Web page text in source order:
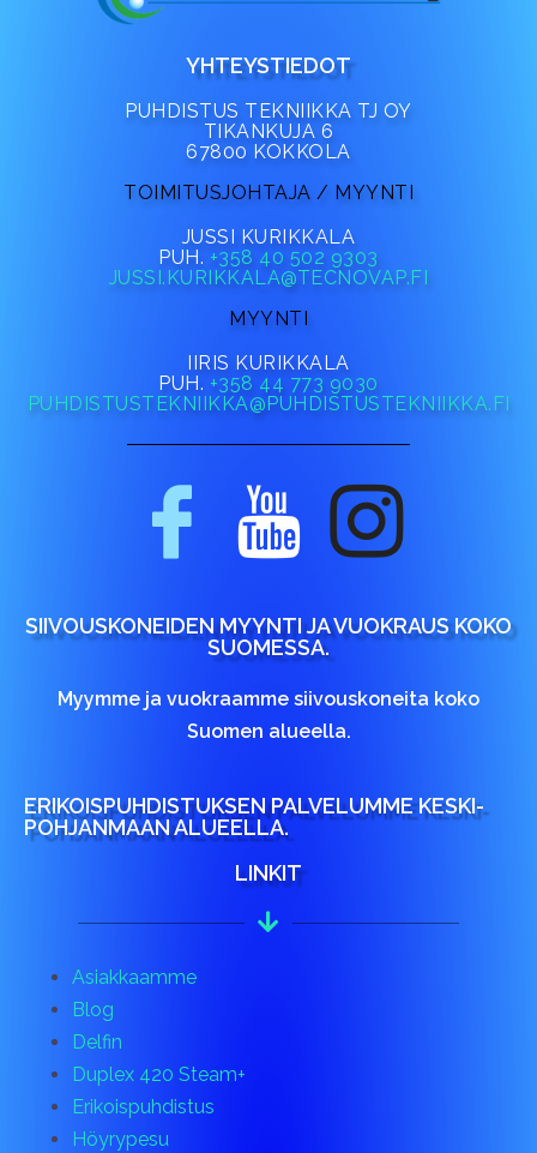
YHTEYSTIEDOT
PUHDISTUS TEKNIIKKA TJ OY
TIKANKUJA 6
67800 KOKKOLA
TOIMITUSJOHTAJA / MYYNTI
JUSSI KURIKKALA
PUH. +358 40 502 9303
JUSSI.KURIKKALA@TECNOVAP.FI
MYYNTI
IIRIS KURIKKALA
PUH. +358 44 773 9030
PUHDISTUSTEKNIIKKA@PUHDISTUSTEKNIIKKA.FI
SIIVOUSKONEIDEN MYYNTI JA VUOKRAUS KOKO
SUOMESSA.
Myymme ja vuokraamme siivouskoneita koko
Suomen alueella.
ERIKOISPUHDISTUKSEN PALVELUMME KESKI-
POHJANMAAN ALUEELLA.
LINKIT
Asiakkaamme
Blog
Delfin
Duplex 420 Steam+
Erikoispuhdistus
Höyrypesu